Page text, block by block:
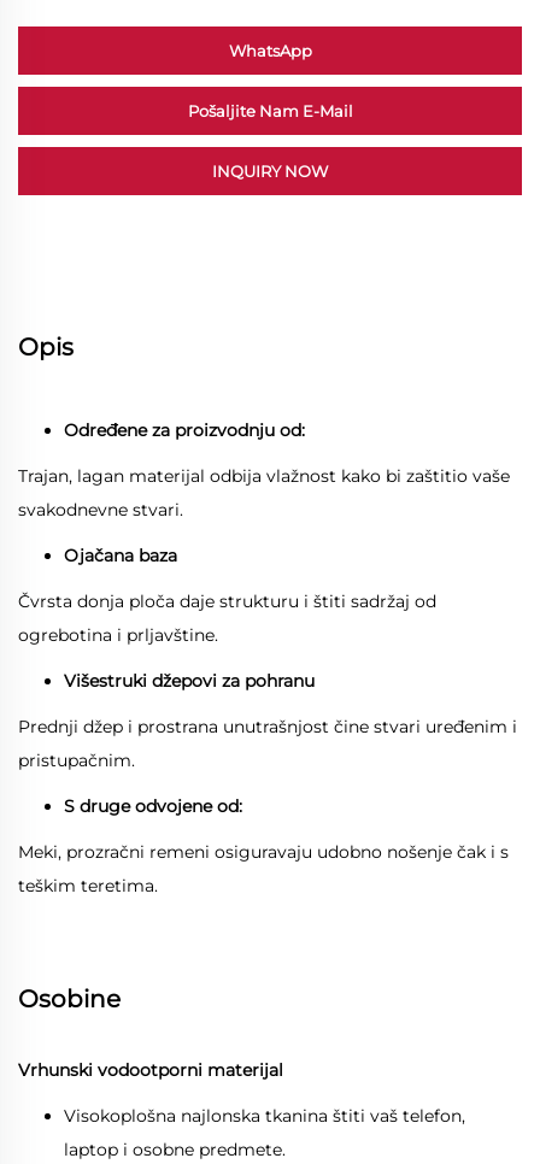
WhatsApp
Pošaljite Nam E-Mail
INQUIRY NOW
Opis
Određene za proizvodnju od:
Trajan, lagan materijal odbija vlažnost kako bi zaštitio vaše
svakodnevne stvari.
Ojačana baza
Čvrsta donja ploča daje strukturu i štiti sadržaj od
ogrebotina i prljavštine.
Višestruki džepovi za pohranu
Prednji džep i prostrana unutrašnjost čine stvari uređenim i
pristupačnim.
S druge odvojene od:
Meki, prozračni remeni osiguravaju udobno nošenje čak i s
teškim teretima.
Osobine
Vrhunski vodootporni materijal
Visokoplošna najlonska tkanina štiti vaš telefon,
laptop i osobne predmete.